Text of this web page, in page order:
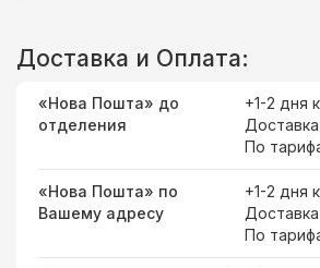
Доставка и Оплата:
«Нова Пошта» до
отделения
+1-2 дня
Доставка
По
«Нова Пошта» по
Вашему адресу
+1-2 дня
По